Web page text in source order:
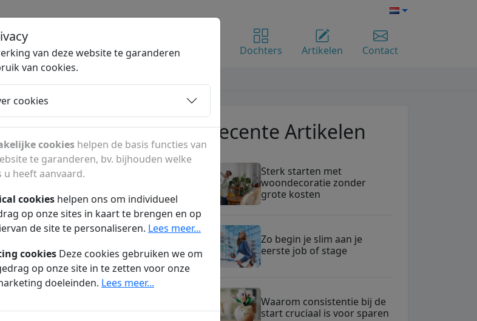
Dochters Artikelen Contact
Recente Artikelen
Sterk starten met
woondecoratie zonder
grote kosten
Zo begin je slim aan je
eerste job of stage
Waarom consistentie bij de
start cruciaal is voor sparen
van deze website te garanderen
van cookies.
cookies
cookies helpen de basis functies van
te garanderen, bv. bijhouden welke
u heeft aanvaard.
cookies helpen ons om individueel
op onze sites in kaart te brengen en op
de site te personaliseren. Lees meer...
cookies Deze cookies gebruiken we om
op onze site in te zetten voor onze
doeleinden. Lees meer...